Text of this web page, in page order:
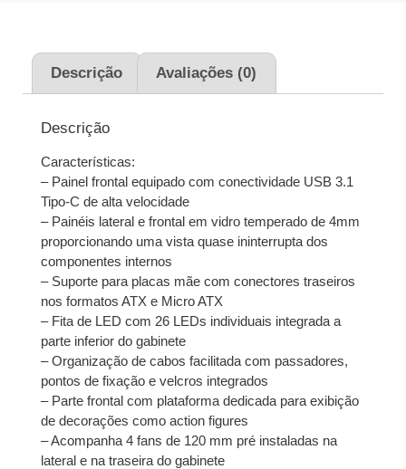
juros
juros
4x deR$163,31
juros
5x de 131,04
com
juros
R$ 655,20
6x deR$109,85com
juros
7x deR$95,09com
juros
R$ 665,63
8x deR$83,67com
juros
Descrição Avaliações (0)
Descrição
Características:
– Painel frontal equipado com conectividade USB 3.1
Tipo-C de alta velocidade
– Painéis lateral e frontal em vidro temperado de 4mm
proporcionando uma vista quase ininterrupta dos
componentes internos
– Suporte para placas mãe com conectores traseiros
nos formatos ATX e Micro ATX
– Fita de LED com 26 LEDs individuais integrada a
parte inferior do gabinete
– Organização de cabos facilitada com passadores,
pontos de fixação e velcros integrados
– Parte frontal com plataforma dedicada para exibição
de decorações como action figures
– Acompanha 4 fans de 120 mm pré instaladas na
lateral e na traseira do gabinete